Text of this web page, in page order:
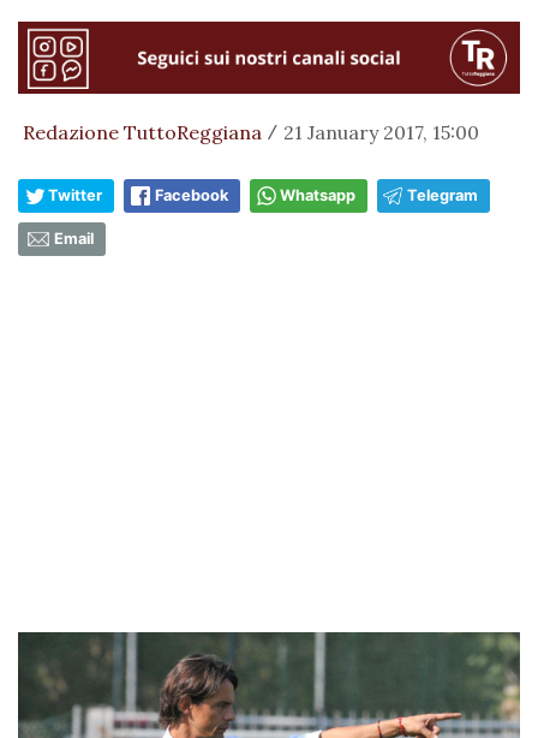
Redazione TuttoReggiana / 21 January 2017, 15:00
Twitter Facebook Whatsapp Telegram
Email